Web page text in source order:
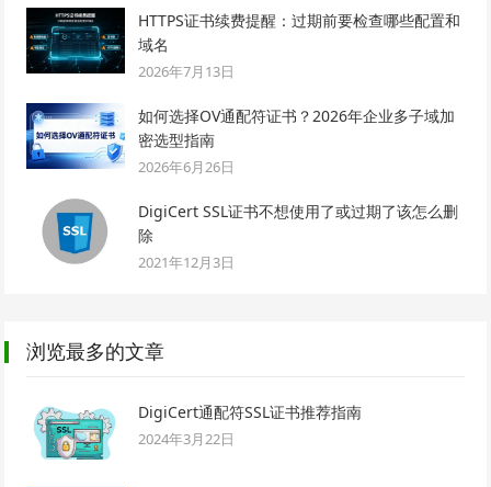
HTTPS证书续费提醒：过期前要检查哪些配置和
域名
2026年7月13日
如何选择OV通配符证书？2026年企业多子域加
密选型指南
2026年6月26日
DigiCert SSL证书不想使用了或过期了该怎么删
除
2021年12月3日
浏览最多的文章
DigiCert通配符SSL证书推荐指南
2024年3月22日